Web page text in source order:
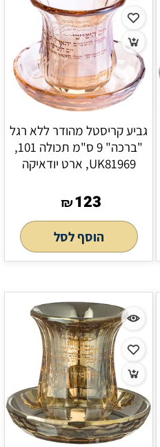
גביע קריסטל מהודר ללא רגל
"ברכה" 9 ס"מ תכולה 101,
UK81969, ארט יודאיקה
₪123
הוסף לסל